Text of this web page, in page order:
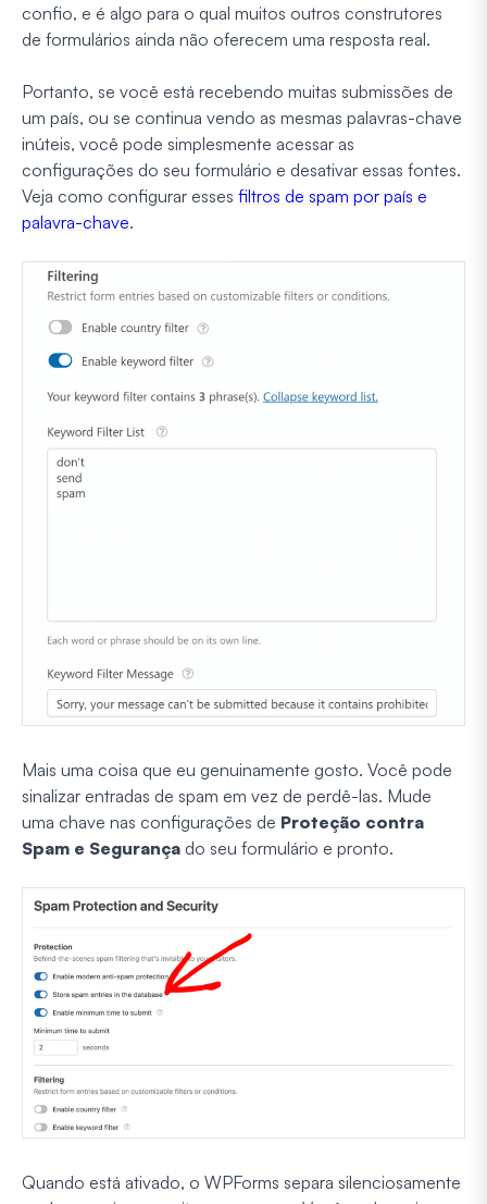
confio, e é algo para o qual muitos outros construtores
de formulários ainda não oferecem uma resposta real.
Portanto, se você está recebendo muitas submissões de
um país, ou se continua vendo as mesmas palavras-chave
inúteis, você pode simplesmente acessar as
configurações do seu formulário e desativar essas fontes.
Veja como configurar esses filtros de spam por país e
palavra-chave.
Mais uma coisa que eu genuinamente gosto. Você pode
sinalizar entradas de spam em vez de perdê-las. Mude
uma chave nas configurações de Proteção contra
Spam e Segurança do seu formulário e pronto.
Quando está ativado, o WPForms separa silenciosamente